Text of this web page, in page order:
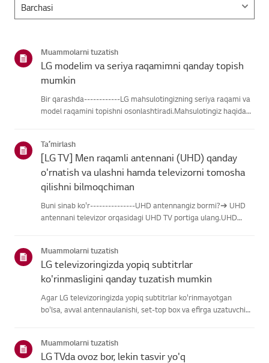
Muammolarni tuzatish
LG modelim va seriya raqamimni qanday topish
mumkin
Bir qarashda------------LG mahsulotingizning seriya raqami va
model raqamini topishni osonlashtiradi.Mahsulotingiz haqidagi
Taʼmirlash
[LG TV] Men raqamli antennani (UHD) qanday
o'rnatish va ulashni hamda televizorni tomosha
qilishni bilmoqchiman
Buni sinab ko'r---------------UHD antennangiz bormi?➔ UHD
antennani televizor orqasidagi UHD TV portiga ulang.UHD
joyga o'rn...
Muammolarni tuzatish
LG televizoringizda yopiq subtitrlar
ko'rinmasligini qanday tuzatish mumkin
Agar LG televizoringizda yopiq subtitrlar ko'rinmayotgan
bo'lsa, avval antennaulanishi, set-top box va efirga uzatuvchi
Muammolarni tuzatish
LG TVda ovoz bor, lekin tasvir yo'q